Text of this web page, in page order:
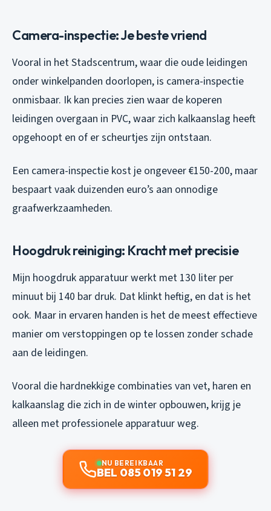
Camera-inspectie: Je beste vriend
Vooral in het Stadscentrum, waar die oude leidingen
onder winkelpanden doorlopen, is camera-inspectie
onmisbaar. Ik kan precies zien waar de koperen
leidingen overgaan in PVC, waar zich kalkaanslag heeft
opgehoopt en of er scheurtjes zijn ontstaan.
Een camera-inspectie kost je ongeveer €150-200, maar
bespaart vaak duizenden euro’s aan onnodige
graafwerkzaamheden.
Hoogdruk reiniging: Kracht met precisie
Mijn hoogdruk apparatuur werkt met 130 liter per
minuut bij 140 bar druk. Dat klinkt heftig, en dat is het
ook. Maar in ervaren handen is het de meest effectieve
manier om verstoppingen op te lossen zonder schade
aan de leidingen.
Vooral die hardnekkige combinaties van vet, haren en
kalkaanslag die zich in de winter opbouwen, krijg je
alleen met professionele apparatuur weg.
NU BEREIKBAAR
BEL 085 019 51 29